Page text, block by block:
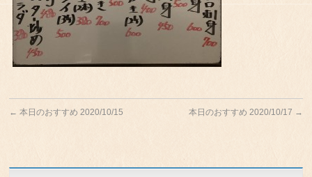
← 本日のおすすめ 2020/10/15 本日のおすすめ 2020/10/17 →